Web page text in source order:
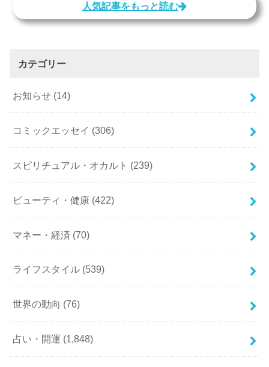
人気記事をもっと読む
カテゴリー
お知らせ (14)
コミックエッセイ (306)
スピリチュアル・オカルト (239)
ビューティ・健康 (422)
マネー・経済 (70)
ライフスタイル (539)
世界の動向 (76)
占い・開運 (1,848)